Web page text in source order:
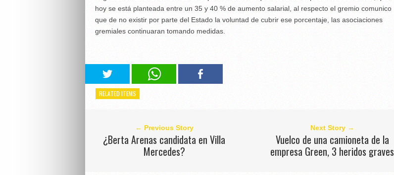
hoy se está planteada entre un 35 y 40 % de aumento salarial, al respecto el gremio comunico
que de no existir por parte del Estado la voluntad de cubrir ese porcentaje, las asociaciones
gremiales continuaran tomando medidas.
RELATED ITEMS
← Previous Story
¿Berta Arenas candidata en Villa
Mercedes?
Next Story →
Vuelco de una camioneta de la
empresa Green, 3 heridos graves